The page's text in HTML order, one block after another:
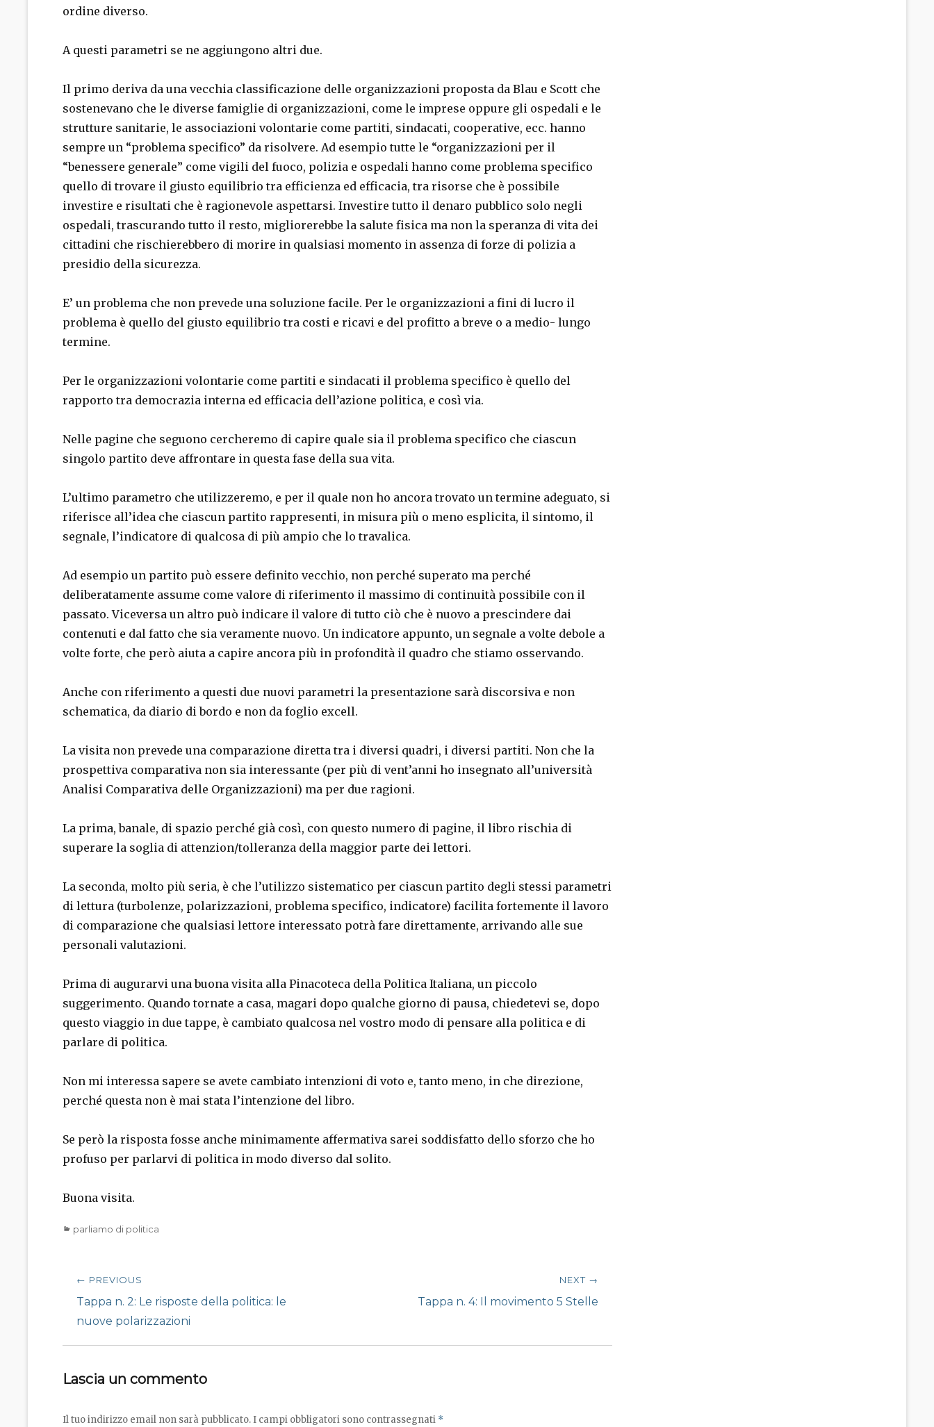
ordine diverso.
A questi parametri se ne aggiungono altri due.
Il primo deriva da una vecchia classificazione delle organizzazioni proposta da Blau e Scott che
sostenevano che le diverse famiglie di organizzazioni, come le imprese oppure gli ospedali e le
strutture sanitarie, le associazioni volontarie come partiti, sindacati, cooperative, ecc. hanno
sempre un “problema specifico” da risolvere. Ad esempio tutte le “organizzazioni per il
“benessere generale” come vigili del fuoco, polizia e ospedali hanno come problema specifico
quello di trovare il giusto equilibrio tra efficienza ed efficacia, tra risorse che è possibile
investire e risultati che è ragionevole aspettarsi. Investire tutto il denaro pubblico solo negli
ospedali, trascurando tutto il resto, migliorerebbe la salute fisica ma non la speranza di vita dei
cittadini che rischierebbero di morire in qualsiasi momento in assenza di forze di polizia a
presidio della sicurezza.
E’ un problema che non prevede una soluzione facile. Per le organizzazioni a fini di lucro il
problema è quello del giusto equilibrio tra costi e ricavi e del profitto a breve o a medio- lungo
termine.
Per le organizzazioni volontarie come partiti e sindacati il problema specifico è quello del
rapporto tra democrazia interna ed efficacia dell’azione politica, e così via.
Nelle pagine che seguono cercheremo di capire quale sia il problema specifico che ciascun
singolo partito deve affrontare in questa fase della sua vita.
L’ultimo parametro che utilizzeremo, e per il quale non ho ancora trovato un termine adeguato, si
riferisce all’idea che ciascun partito rappresenti, in misura più o meno esplicita, il sintomo, il
segnale, l’indicatore di qualcosa di più ampio che lo travalica.
Ad esempio un partito può essere definito vecchio, non perché superato ma perché
deliberatamente assume come valore di riferimento il massimo di continuità possibile con il
passato. Viceversa un altro può indicare il valore di tutto ciò che è nuovo a prescindere dai
contenuti e dal fatto che sia veramente nuovo. Un indicatore appunto, un segnale a volte debole a
volte forte, che però aiuta a capire ancora più in profondità il quadro che stiamo osservando.
Anche con riferimento a questi due nuovi parametri la presentazione sarà discorsiva e non
schematica, da diario di bordo e non da foglio excell.
La visita non prevede una comparazione diretta tra i diversi quadri, i diversi partiti. Non che la
prospettiva comparativa non sia interessante (per più di vent’anni ho insegnato all’università
Analisi Comparativa delle Organizzazioni) ma per due ragioni.
La prima, banale, di spazio perché già così, con questo numero di pagine, il libro rischia di
superare la soglia di attenzion/tolleranza della maggior parte dei lettori.
La seconda, molto più seria, è che l’utilizzo sistematico per ciascun partito degli stessi parametri
di lettura (turbolenze, polarizzazioni, problema specifico, indicatore) facilita fortemente il lavoro
di comparazione che qualsiasi lettore interessato potrà fare direttamente, arrivando alle sue
personali valutazioni.
Prima di augurarvi una buona visita alla Pinacoteca della Politica Italiana, un piccolo
suggerimento. Quando tornate a casa, magari dopo qualche giorno di pausa, chiedetevi se, dopo
questo viaggio in due tappe, è cambiato qualcosa nel vostro modo di pensare alla politica e di
parlare di politica.
Non mi interessa sapere se avete cambiato intenzioni di voto e, tanto meno, in che direzione,
perché questa non è mai stata l’intenzione del libro.
Se però la risposta fosse anche minimamente affermativa sarei soddisfatto dello sforzo che ho
profuso per parlarvi di politica in modo diverso dal solito.
Buona visita.
Categories
parliamo di politica
Navigazione
articoli
← PREVIOUS
Previous
post:
Tappa n. 2: Le risposte della politica: le
nuove polarizzazioni
NEXT →
Tappa n. 4: Il movimento 5 Stelle
Lascia un commento
Il tuo indirizzo email non sarà pubblicato. I campi obbligatori sono contrassegnati *